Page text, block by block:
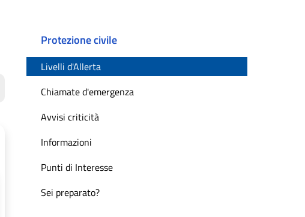
Protezione civile
Livelli d'Allerta
Chiamate d'emergenza
Avvisi criticità
Informazioni
Punti di Interesse
Sei preparato?